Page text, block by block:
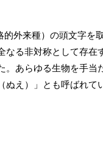
的外来種）の頭文字を
なる非対称として存
。あらゆる生物を手
ぬえ）」とも呼ばれ